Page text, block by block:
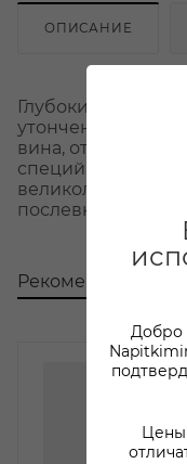
Добро
Цены
ОПИСАНИЕ
Глубокий
утонченный
вина, оттенками
специй. Вкус
великолепно
послевкусие с
Рекомендуем С